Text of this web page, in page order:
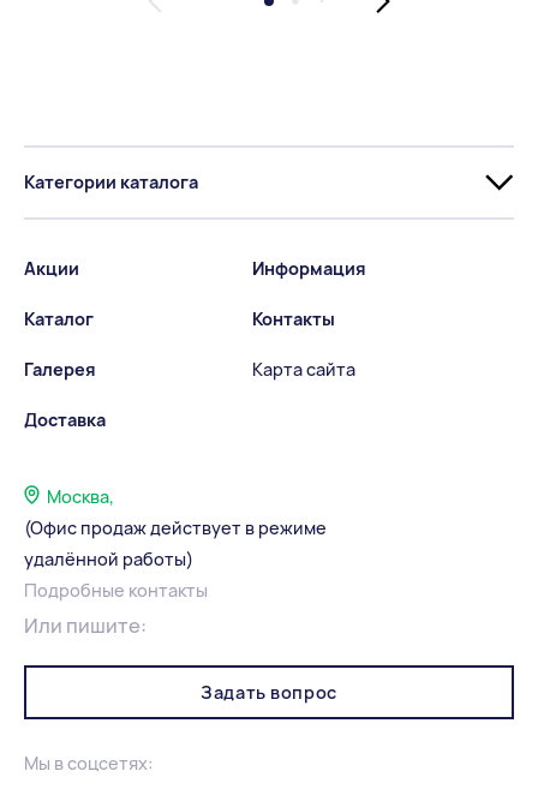
Категории каталога
Акции
Каталог
Галерея
Доставка
Информация
Контакты
Карта сайта
Москва,
(Офис продаж действует в режиме
удалённой работы)
Подробные контакты
Или пишите:
Задать вопрос
Мы в соцсетях: